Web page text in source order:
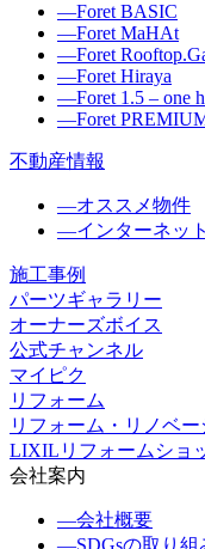
―Foret BASIC
―Foret MaHAt
―Foret
―Foret Hiraya
―Foret 1.5 – one
―Foret
不動産情報
―オススメ物件
―インターネッ
施工事例
パーツギャラリー
オーナーズボイス
公式チャンネル
マイピク
リフォーム
リフォーム・リノベー
LIXILリフォームショ
会社案内
―会社概要